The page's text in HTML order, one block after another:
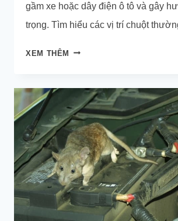
gầm xe hoặc dây điện ô tô và gây
trọng. Tìm hiểu các vị trí chuột
XEM THÊM
MANG
VIRUS
ẨN
NẤP
TRONG
Ô
TÔ